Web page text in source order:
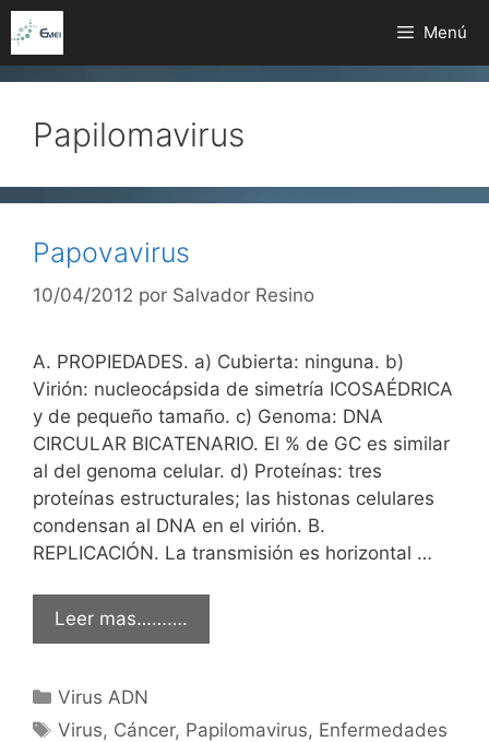
Saltar
al
contenido
Menú
Papilomavirus
Papovavirus
10/04/2012 por Salvador Resino
A. PROPIEDADES. a) Cubierta: ninguna. b)
Virión: nucleocápsida de simetría ICOSAÉDRICA
y de pequeño tamaño. c) Genoma: DNA
CIRCULAR BICATENARIO. El % de GC es similar
al del genoma celular. d) Proteínas: tres
proteínas estructurales; las histonas celulares
condensan al DNA en el virión. B.
REPLICACIÓN. La transmisión es horizontal …
Leer mas……….
Categorías
Virus ADN
Etiquetas
Virus, Cáncer, Papilomavirus, Enfermedades